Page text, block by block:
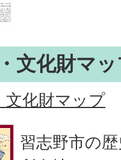
文化財マ
文化財マップ
習志野市の